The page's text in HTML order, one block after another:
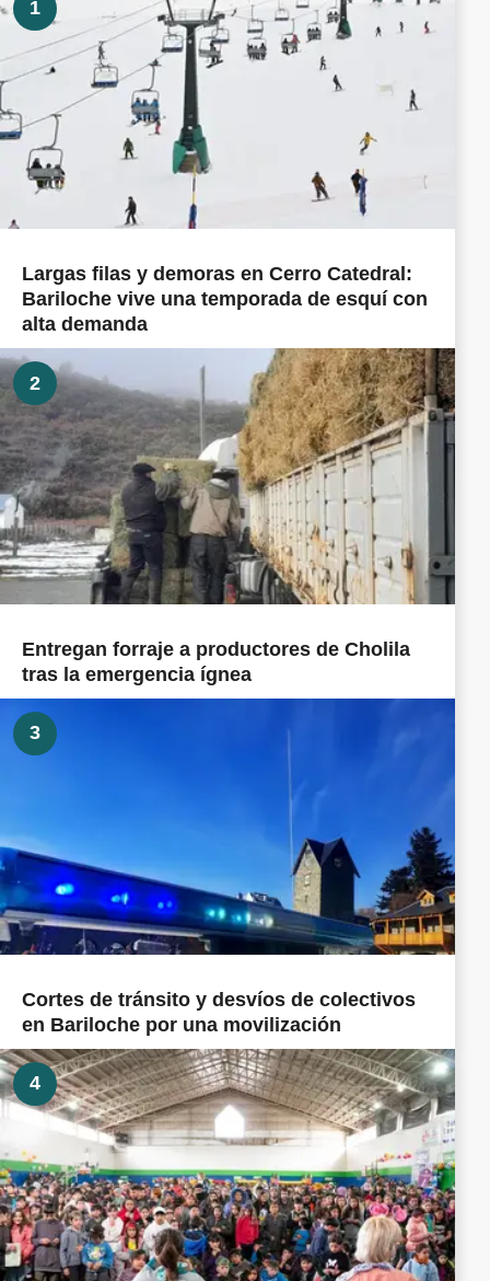
1
Largas filas y demoras en Cerro Catedral:
Bariloche vive una temporada de esquí con
alta demanda
2
Entregan forraje a productores de Cholila
tras la emergencia ígnea
3
Cortes de tránsito y desvíos de colectivos
en Bariloche por una movilización
4